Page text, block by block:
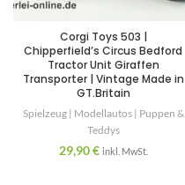
Corgi Toys 503 |
Chipperfield’s Circus Bedford
Tractor Unit Giraffen
Transporter | Vintage Made in
GT.Britain
Spielzeug | Modellautos | Puppen &
Teddys
29,90€ inkl. MwSt.